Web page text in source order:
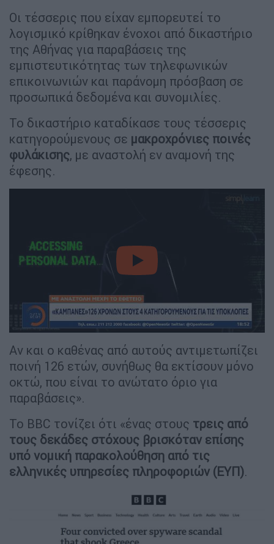
Οι τέσσερις που είχαν εμπορευτεί το
λογισμικό κρίθηκαν ένοχοι από δικαστήριο
της Αθήνας για παραβάσεις της
εμπιστευτικότητας των τηλεφωνικών
επικοινωνιών και παράνομη πρόσβαση σε
προσωπικά δεδομένα και συνομιλίες.
Το δικαστήριο καταδίκασε τους τέσσερις
κατηγορούμενους σε μακροχρόνιες ποινές
φυλάκισης, με αναστολή εν αναμονή της
έφεσης.
video
Αν και ο καθένας από αυτούς αντιμετωπίζει
ποινή 126 ετών, συνήθως θα εκτίσουν μόνο
οκτώ, που είναι το ανώτατο όριο για
παραβάσεις».
Το BBC τονίζει ότι «ένας στους τρεις από
τους δεκάδες στόχους βρισκόταν επίσης
υπό νομική παρακολούθηση από τις
ελληνικές υπηρεσίες πληροφοριών (ΕΥΠ).